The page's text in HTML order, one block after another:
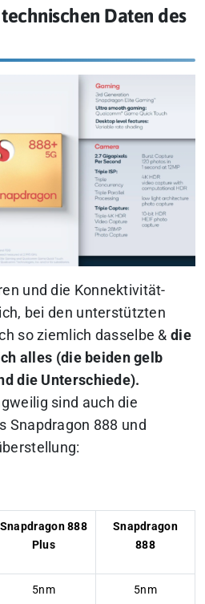
Daten des
und die Konnektivität-
bei den unterstützten
so ziemlich dasselbe &die
alles (die beiden gelb
die Unterschiede).
sind auch die
Snapdragon 888 und
Snapdragon 888
Plus
Snapdragon
888
5nm 5nm